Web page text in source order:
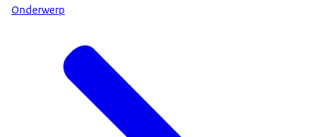
Onderwerp